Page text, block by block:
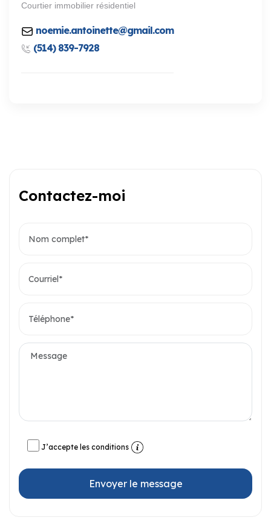
Courtier immobilier résidentiel
noemie.antoinette@gmail.com
(514) 839-7928
Contactez-moi
J’accepte les conditions
Envoyer le message